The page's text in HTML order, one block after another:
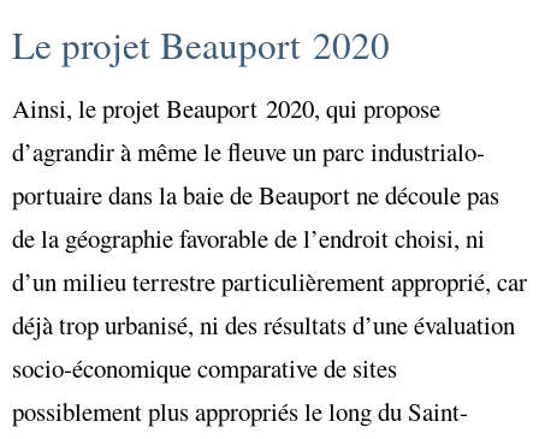
Le projet Beauport 2020
Ainsi, le projet Beauport 2020, qui propose
d’agrandir à même le fleuve un parc industrialo-
portuaire dans la baie de Beauport ne découle pas
de la géographie favorable de l’endroit choisi, ni
d’un milieu terrestre particulièrement approprié, car
déjà trop urbanisé, ni des résultats d’une évaluation
socio-économique comparative de sites
possiblement plus appropriés le long du Saint-